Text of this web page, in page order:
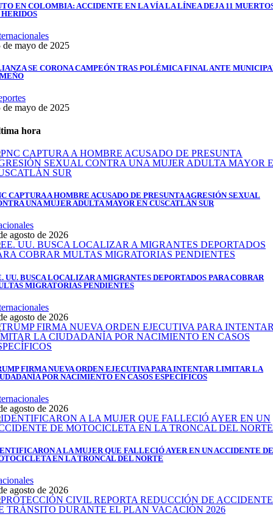
EN COLOMBIA: ACCIDENTE EN LA VÍA LA LÍNEA DEJA 11
HERIDOS
de mayo de 2025
SE CORONA CAMPEÓN TRAS POLÉMICA FINAL ANTE
de mayo de 2025
hora
CAPTURA A HOMBRE ACUSADO DE PRESUNTA AGRESIÓN SEXUAL
UNA MUJER ADULTA MAYOR EN CUSCATLÁN SUR
agosto de 2026
UU. BUSCA LOCALIZAR A MIGRANTES DEPORTADOS PARA COBRAR
MIGRATORIAS PENDIENTES
agosto de 2026
FIRMA NUEVA ORDEN EJECUTIVA PARA INTENTAR LIMITAR LA
POR NACIMIENTO EN CASOS ESPECÍFICOS
agosto de 2026
A LA MUJER QUE FALLECIÓ AYER EN UN ACCIDENTE DE
EN LA TRONCAL DEL NORTE
agosto de 2026